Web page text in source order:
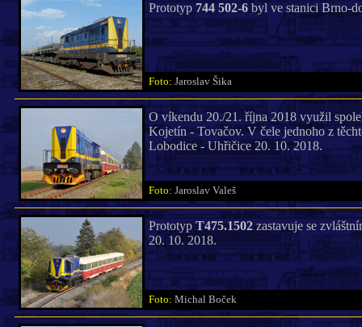
Prototyp 744 502-6byl ve stanici Brno-
Foto: Jaroslav Šika
O víkendu 20./21. října 2018 využil
Kojetín - Tovačov. V čele jednoho z
Lobodice - Uhřičice 20. 10. 2018.
Foto: Jaroslav Valeš
PrototypT475.1502zastavuje se
20. 10. 2018.
Foto: Michal Boček